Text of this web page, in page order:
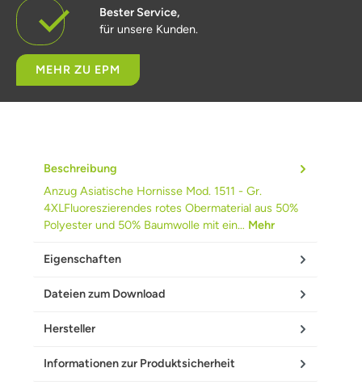
Bester Service,
für unsere Kunden.
MEHR ZU EPM
Beschreibung
Anzug Asiatische Hornisse Mod. 1511 - Gr.
4XLFluoreszierendes rotes Obermaterial aus 50%
Polyester und 50% Baumwolle mit ein… Mehr
Eigenschaften
Dateien zum Download
Hersteller
Informationen zur Produktsicherheit